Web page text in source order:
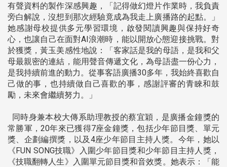
有聲資料的製作深感興趣，「記得做幻燈片作業時，我負責
旁白解說，沒想到那次經驗竟成為我走上廣播路的起點。」
她感謝母校提供多元學習環境，啟發閱讀興趣與保持好奇
心，也讓自己在面對AI浪潮時，能以開放心態迎接挑戰。對
於獲獎，黃玉美感性地說：「客家話是我的母語，是我和父
母最親密的連結，能用聲音傳遞文化，為母語盡一份心力，
是我持續前進的動力。從事客語廣播30多年，我始終喜歡自
己做的事，也持續做自己喜歡的事，感謝評審的青睞和鼓
勵，未來會繼續努力。」
同時身兼本校大傳系助理教授的蔡宜穎，是廣播金鐘獎的
常勝軍，20年來已獲得7座金鐘獎，包括少年節目獎、單元
獎、企劃編撰獎，以及4座少年節目主持人獎。今年，她以
《FUN SONG技職》入圍少年節目獎和少年節目主持人獎，
《技職翻轉人生》入圍單元節目獎和音效獎。她表示：「能